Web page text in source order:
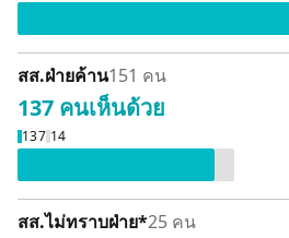
สส.ฝ่ายค้าน151 คน
137 คนเห็นด้วย
137 14
เห็นด้วย 137 คนลา / ขาดลงมติ 14 คน
สส.ไม่ทราบฝ่าย*รายละเอียด
25 คน